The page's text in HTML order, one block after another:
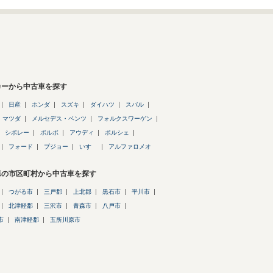
ーから中古車を探す
日産 ホンダ スズキ ダイハツ スバル
マツダ メルセデス・ベンツ フォルクスワーゲン
シボレー ボルボ アウディ ポルシェ
フォード プジョー いすゞ アルファロメオ
市区町村から中古車を探す
つがる市 三戸郡 上北郡 黒石市 平川市
北津軽郡 三沢市 青森市 八戸市
南津軽郡 五所川原市